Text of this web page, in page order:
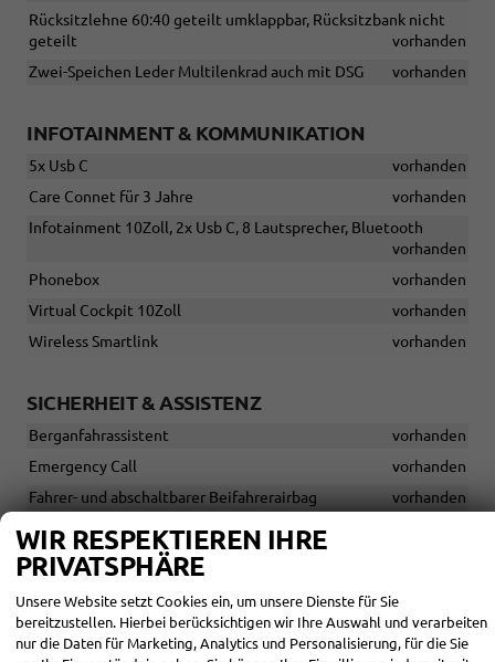
Rücksitzlehne 60:40 geteilt umklappbar, Rücksitzbank nicht
geteilt
vorhanden
Zwei-Speichen Leder Multilenkrad auch mit DSG
vorhanden
INFOTAINMENT & KOMMUNIKATION
5x Usb C
vorhanden
Care Connet für 3 Jahre
vorhanden
Infotainment 10Zoll, 2x Usb C, 8 Lautsprecher, Bluetooth
vorhanden
Phonebox
vorhanden
Virtual Cockpit 10Zoll
vorhanden
Wireless Smartlink
vorhanden
SICHERHEIT & ASSISTENZ
Berganfahrassistent
vorhanden
Emergency Call
vorhanden
Fahrer- und abschaltbarer Beifahrerairbag
vorhanden
Fahrer-Knieairbag
Front Assist
Kopfairbags
vorhanden
Lane Assist
vorhanden
WIR RESPEKTIEREN IHRE
PRIVATSPHÄRE
Unsere Website setzt Cookies ein, um unsere Dienste für Sie
bereitzustellen. Hierbei berücksichtigen wir Ihre Auswahl und verarbeiten
nur die Daten für Marketing, Analytics und Personalisierung, für die Sie